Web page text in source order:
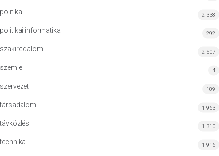
politika 2 338
politikai informatika 292
szakirodalom 2 507
szemle 4
szervezet 189
társadalom 1 963
távközlés 1 310
technika 1 916